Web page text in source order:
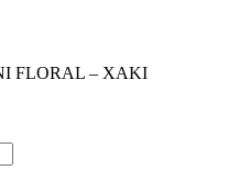
FLORAL – ΧΑΚΙ